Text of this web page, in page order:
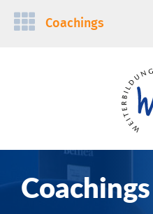
Navigation
Coachings
Coachings